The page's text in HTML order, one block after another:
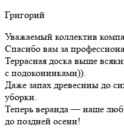
Григорий
Уважаемый коллектив
Спасибо вам за
Террасная доска выше
с подоконниками)).
Даже запах древесины до
уборки.
Теперь веранда — наше
до поздней осени!